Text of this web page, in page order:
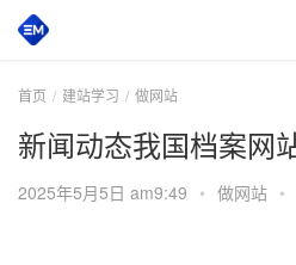
首页 建站学习 做网站
新闻动态我国档案网
2025年5月5日 am9:49 • 做网站 •